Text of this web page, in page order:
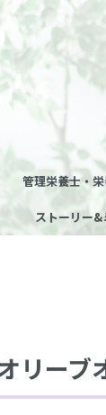
管理栄養士・
ストーリー&
リーブ